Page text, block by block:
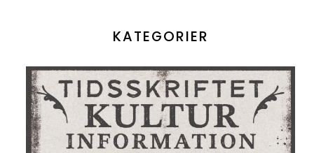
KATEGORIER